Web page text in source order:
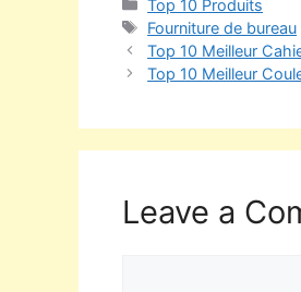
Top 10 Produits
Fourniture de bureau
Top 10 Meilleur
Top 10 Meilleur
Leave a